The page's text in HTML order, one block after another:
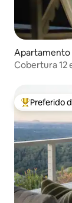
Apartamento
Cobertura 12
Entre os
Preferido